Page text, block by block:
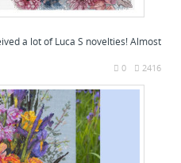
a lot of Luca S novelties! Almost
2416
0